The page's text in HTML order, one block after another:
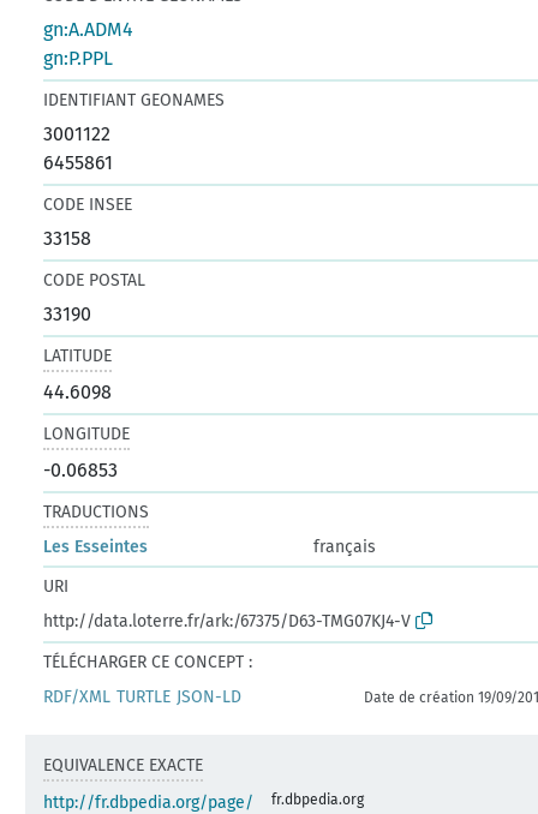
gn:A.ADM4
gn:P.PPL
IDENTIFIANT GEONAMES
3001122
6455861
CODE INSEE
33158
CODE POSTAL
33190
LATITUDE
44.6098
LONGITUDE
-0.06853
TRADUCTIONS
Les Esseintes
français
URI
http://data.loterre.fr/ark:/67375/D63-TMG07KJ4-V
TÉLÉCHARGER CE CONCEPT :
RDF/XML TURTLE JSON-LD Date de création 19/09/
EQUIVALENCE EXACTE
http://fr.dbpedia.org/page/
fr.dbpedia.org